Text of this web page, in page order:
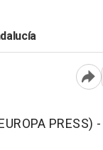
PRESS) -